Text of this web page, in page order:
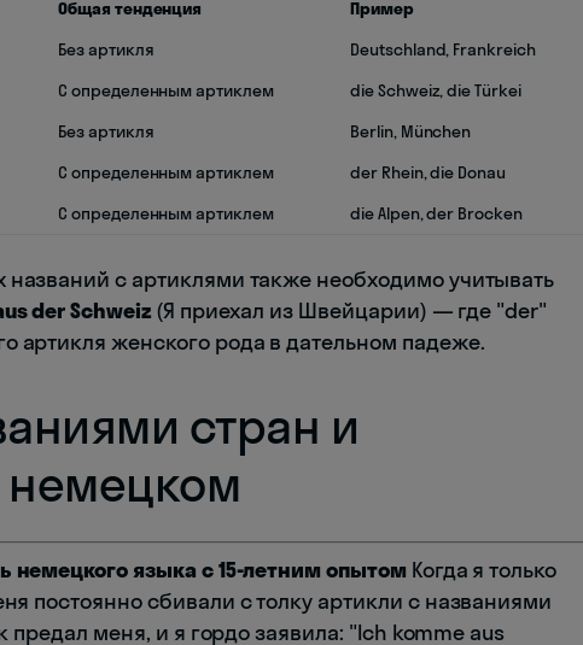
Общая тенденция
Пример
Без артикля
Deutschland, Frankreich
С определенным артиклем
die Schweiz, die Türkei
Без артикля
Berlin, München
С определенным артиклем
der Rhein, die Donau
С определенным артиклем die Alpen, der Brocken
с артиклями также необходимо учитывать
der Schweiz(Я приехал из Швейцарии) — где "der"
артикля женского рода в дательном падеже.
стран и
немецком
немецкого языка с 15-летним опытом Когда я только
постоянно сбивали с толку артикли с названиями
меня, и я гордо заявила: "Ich komme aus